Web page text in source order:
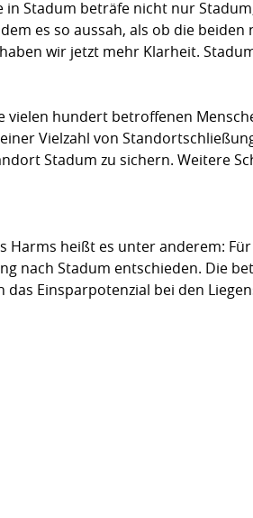
in Stadum beträfe nicht nur
es so aussah, als ob die
wir jetzt mehr Klarheit.
vielen hundert betrof­fenen
Vielzahl von
Stadum zu sichern. Weitere
heißt es unter anderem:
nach Stadum ent­schieden. Die
Einsparpotenzial bei den